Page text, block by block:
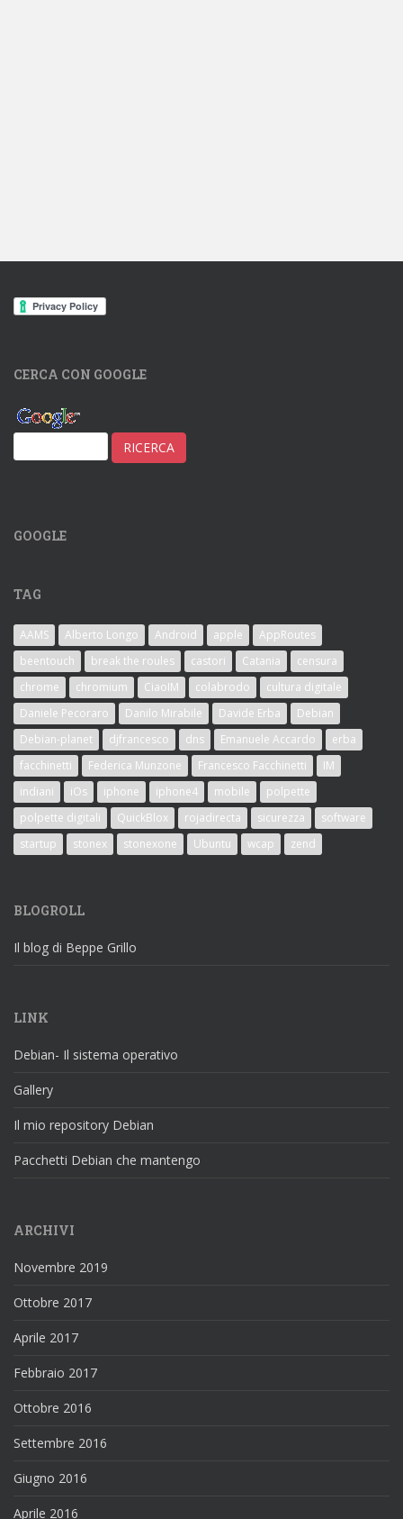
CERCA CON GOOGLE
GOOGLE
TAG
AAMS Alberto Longo Android apple
AppRoutes
beentouch
break the roules castori Catania
censura
chrome
chromium CiaoIM colabrodo
cultura digitale
Daniele Pecoraro
Danilo Mirabile Davide Erba
Debian
Debian-planet
djfrancesco dns Emanuele Accardo
erba
facchinetti
Federica Munzone Francesco Facchinetti
IM
indiani
iOs iphone iphone4 mobile
polpette
polpette digitali
QuickBlox rojadirecta sicurezza
software
startup
stonex stonexone Ubuntu wcap zend
BLOGROLL
Il blog di Beppe Grillo
LINK
Debian- Il sistema operativo
Gallery
Il mio repository Debian
Pacchetti Debian che mantengo
ARCHIVI
Novembre 2019
Ottobre 2017
Aprile 2017
Febbraio 2017
Ottobre 2016
Settembre 2016
Giugno 2016
Aprile 2016